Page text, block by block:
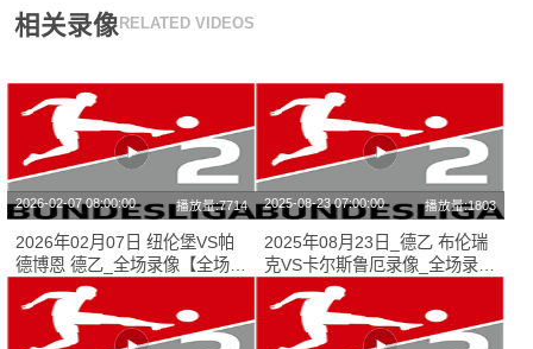
相关录像 RELATED VIDEOS
2026-02-07 08:00:00 播放量:7714
2026年02月07日 纽伦堡VS帕
德博恩 德乙_全场录像【全场回
放】
2025-08-23 07:00:00 播放量:1803
2025年08月23日_德乙 布伦瑞
克VS卡尔斯鲁厄录像_全场录像
【高清回放】